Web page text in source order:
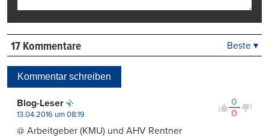
17 Kommentare Beste ▾
Kommentar schreiben
0
0
Blog-Leser
13.04.2016 um 08:19
@ Arbeitgeber (KMU) und AHV Rentner